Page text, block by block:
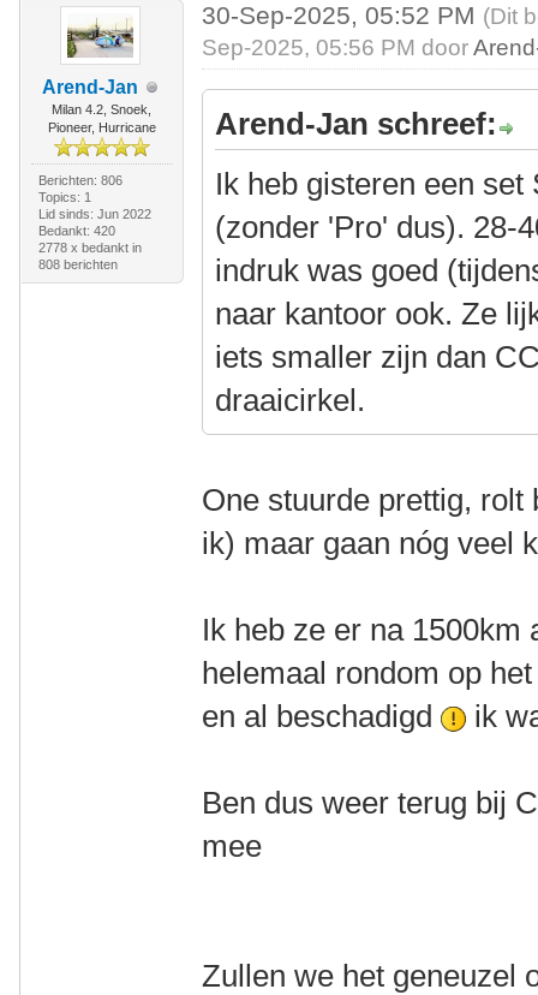
Arend-Jan
Milan 4.2, Snoek,
Pioneer, Hurricane
Berichten: 806
Topics: 1
Lid sinds: Jun 2022
Bedankt: 420
2778 x bedankt in
808 berichten
30-Sep-2025, 05:52 PM (Dit
Sep-2025, 05:56 PM door
Arend-Jan schreef:
Ik heb gisteren een
(zonder 'Pro' dus). 28-
indruk was goed
naar kantoor ook. Ze
iets smaller zijn dan
draaicirkel.
One stuurde prettig,
ik) maar gaan nóg veel
Ik heb ze er na 1500km
helemaal rondom op
en al beschadigd
ik
Ben dus weer terug bij
mee
Zullen we het geneuzel